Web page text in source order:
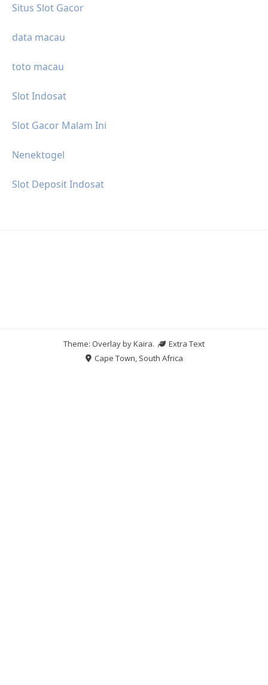
Situs Slot Gacor
data macau
toto macau
Slot Indosat
Slot Gacor Malam Ini
Nenektogel
Slot Deposit Indosat
Theme: Overlay byKaira.
Extra Text
Cape Town, South Africa